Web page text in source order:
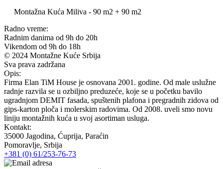
Montažna Kuća Miliva - 90 m2 + 90 m2
Radno vreme:
Radnim danima od 9h do 20h
Vikendom od 9h do 18h
© 2024 Montažne Kuće Srbija
Sva prava zadržana
Opis:
Firma Elan TiM House je osnovana 2001. godine. Od male uslužne
radnje razvila se u ozbiljno preduzeće, koje se u početku bavilo
ugradnjom DEMIT fasada, spuštenih plafona i pregradnih zidova od
gips-karton ploča i molerskim radovima. Od 2008. uveli smo novu
liniju montažnih kuća u svoj asortiman usluga.
Kontakt:
35000 Jagodina, Ćuprija, Paraćin
Pomoravlje, Srbija
+381 (0) 61/253-76-73